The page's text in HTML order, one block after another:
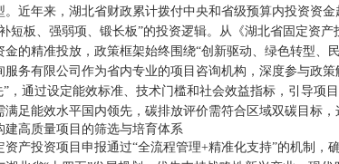
。近年来，湖北省财政累计拨付中央和省级预算内投资资
短板、强弱项、锻长板”的投资逻辑。从《湖北省固定资
金的精准投放，政策框架始终围绕“创新驱动、绿色转型、
服务有限公司作为省内专业的项目咨询机构，深度参与政
”，通过设定能效标准、技术门槛和社会效益指标，引导项
满足能效水平国内领先，碳排放评价需符合区域双碳目标
建高质量项目的筛选与培育体系
资产投资项目申报通过“全流程管理+精准化支持”的机制